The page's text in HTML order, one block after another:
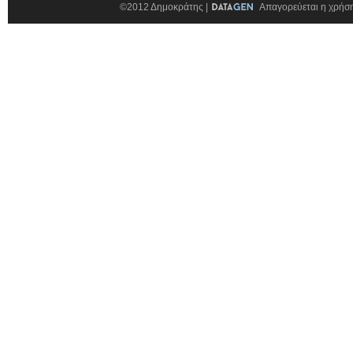
©2012 Δημοκράτης | Απαγορεύεται η